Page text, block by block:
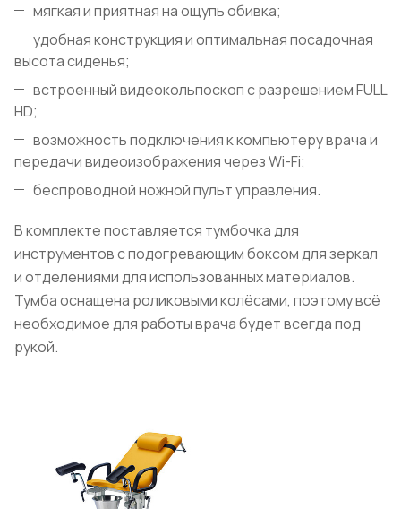
мягкая и приятная на ощупь обивка;
удобная конструкция и оптимальная посадочная
высота сиденья;
встроенный видеокольпоскоп с разрешением FULL
HD;
возможность подключения к компьютеру врача и
передачи видеоизображения через Wi-Fi;
беспроводной ножной пульт управления.
В комплекте поставляется тумбочка для
инструментов с подогревающим боксом для зеркал
и отделениями для использованных материалов.
Тумба оснащена роликовыми колёсами, поэтому всё
необходимое для работы врача будет всегда под
рукой.